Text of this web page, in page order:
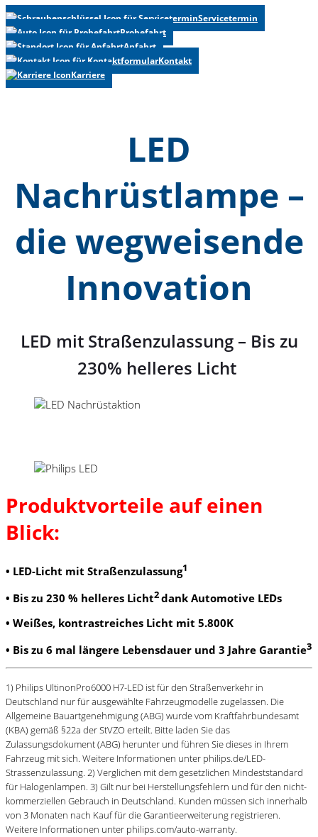
Servicetermin
Probefahrt
Anfahrt
Kontakt
Karriere
LED
Nachrüstlampe –
die wegweisende
Innovation
LED mit Straßenzulassung – Bis zu
230% helleres Licht
Produktvorteile auf einen
Blick:
• LED-Licht mit Straßenzulassung1
• Bis zu 230 % helleres Licht2dank Automotive LEDs
• Weißes, kontrastreiches Licht mit 5.800K
• Bis zu 6 mal längere Lebensdauer und 3 Jahre Garantie3
1) Philips UltinonPro6000 H7-LED ist für den Straßenverkehr in
Deutschland nur für ausgewählte Fahrzeugmodelle zugelassen. Die
Allgemeine Bauartgenehmigung (ABG) wurde vom Kraftfahrbundesamt
(KBA) gemäß §22a der StVZO erteilt. Bitte laden Sie das
Zulassungsdokument (ABG) herunter und führen Sie dieses in Ihrem
Fahrzeug mit sich. Weitere Informationen unter philips.de/LED-
Strassenzulassung. 2) Verglichen mit dem gesetzlichen Mindeststandard
für Halogenlampen. 3) Gilt nur bei Herstellungsfehlern und für den nicht-
kommerziellen Gebrauch in Deutschland. Kunden müssen sich innerhalb
von 3 Monaten nach Kauf für die Garantieerweiterung registrieren.
Weitere Informationen unter philips.com/auto-warranty.